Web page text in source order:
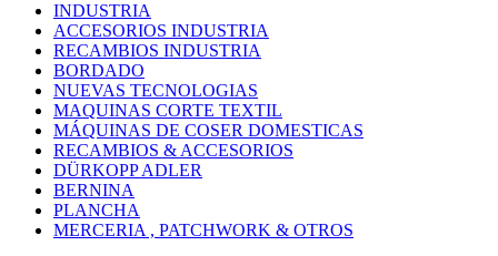
INDUSTRIA
ACCESORIOS INDUSTRIA
RECAMBIOS INDUSTRIA
BORDADO
NUEVAS TECNOLOGIAS
MAQUINAS CORTE TEXTIL
MÁQUINAS DE COSER DOMESTICAS
RECAMBIOS & ACCESORIOS
DÜRKOPP ADLER
BERNINA
PLANCHA
MERCERIA , PATCHWORK & OTROS